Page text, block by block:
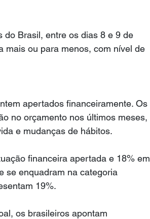
do Brasil, entre os dias 8 e 9 de
mais ou para menos, com nível de
apertados financeiramente. Os
no orçamento nos últimos meses,
e mudanças de hábitos.
financeira apertada e 18% em
se enquadram na categoria
19%.
os brasileiros apontam